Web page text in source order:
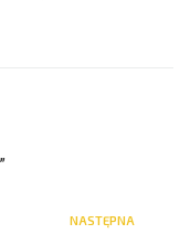
NASTĘPNA